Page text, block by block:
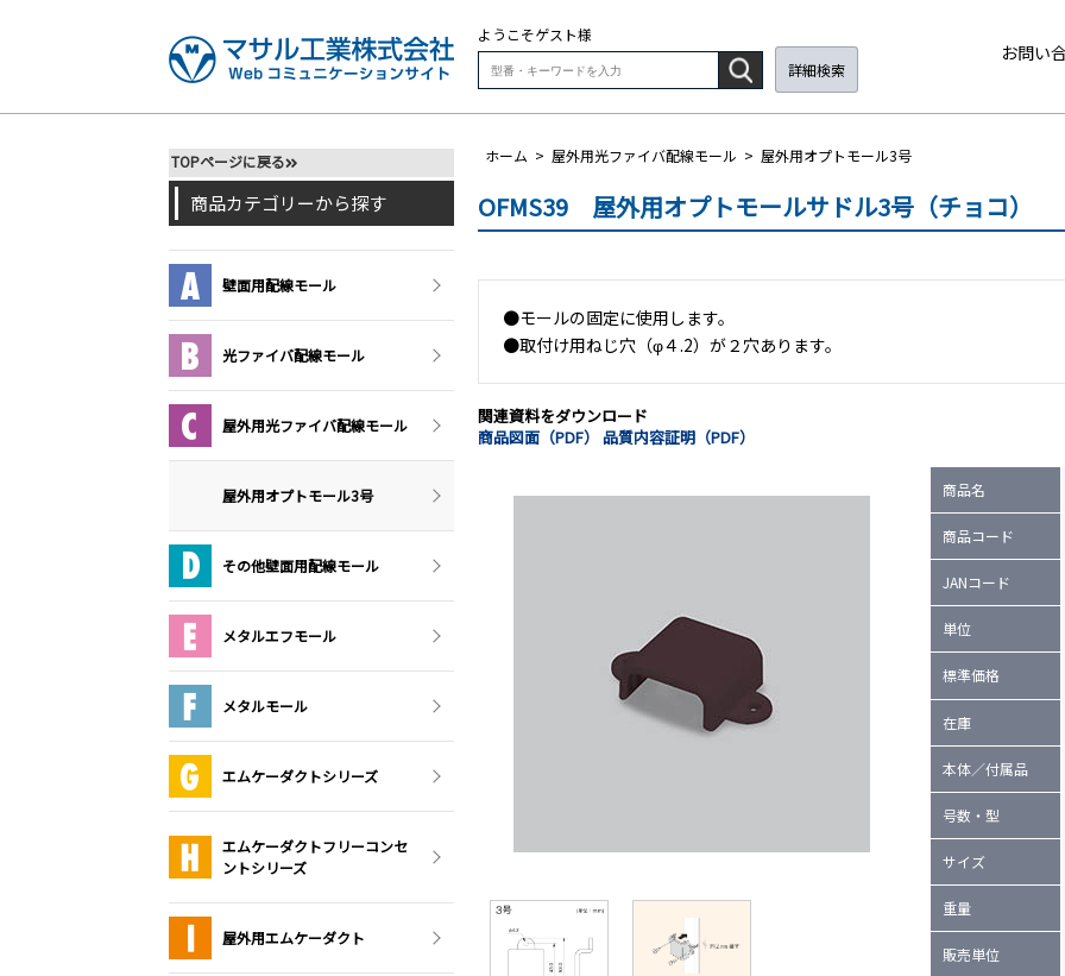
ようこそゲスト様
詳細検索
お問い
ホーム > 屋外用光ファイバ配線モール > 屋外用オプトモール3号
OFMS39 屋外用オプトモールサドル3号（チョコ）
●モールの固定に使用します。
●取付け用ねじ穴（φ４.2）が２穴あります。
関連資料をダウンロード
商品図面（PDF） 品質内容証明（PDF）
商品名
商品コード
JANコード
単位
標準価格
在庫
本体／付属品
号数・型
サイズ
重量
販売単位
TOPページに戻る
商品カテゴリーから探す
壁面用配線モール
光ファイバ配線モール
屋外用光ファイバ配線モール
屋外用オプトモール3号
その他壁面用配線モール
メタルエフモール
メタルモール
エムケーダクトシリーズ
エムケーダクトフリーコンセ
ントシリーズ
屋外用エムケーダクト